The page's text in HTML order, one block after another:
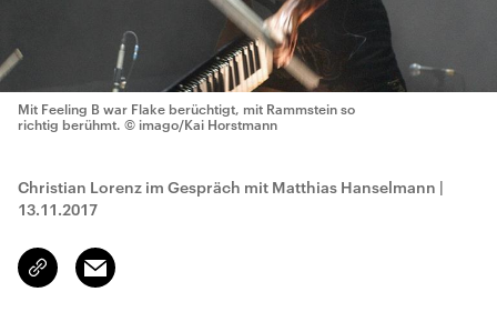
Mit Feeling B war Flake berüchtigt, mit Rammstein so
richtig berühmt. © imago/Kai Horstmann
Christian Lorenz im Gespräch mit Matthias Hanselmann |
13.11.2017
Link
kopieren/teilen
Email